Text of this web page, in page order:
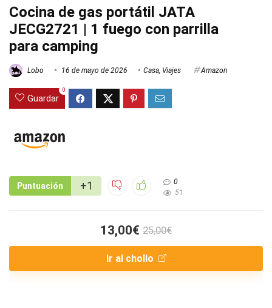
Cocina de gas portátil JATA
JECG2721 | 1 fuego con parrilla
para camping
Lobo 16 de mayo de 2026 Casa Viajes Amazon
Guardar
0
Puntuación +1
0
51
13,00€ 25,00€
Ir al chollo